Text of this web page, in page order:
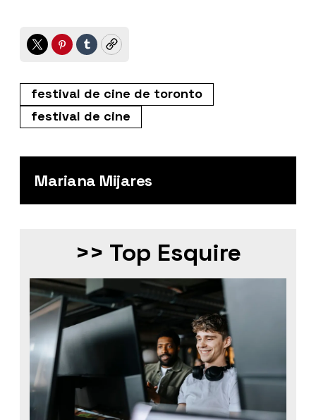
TwitterPinterest
TumblrCopy
festival de cine de toronto
festival de cine
Mariana Mijares
>> Top Esquire